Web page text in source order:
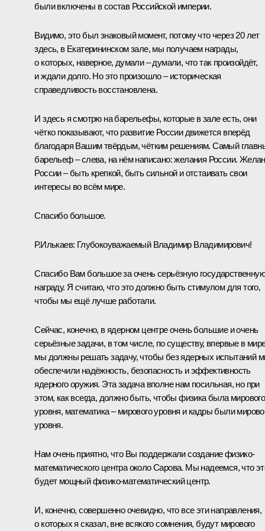
были включены в состав Российской империи.
Видимо, это был знаковый момент, потому что через 20 лет
здесь, в Екатерининском зале, мы получаем награды,
о которых, наверное, думали – думали, что так произойдёт,
и ждали долго. Но это произошло – историческая
справедливость восстановлена.
И здесь я смотрю на барельефы, которые в зале есть, они
чётко показывают, что развитие России движется вперёд
благодаря Вашим твёрдым, чётким решениям. Самый
барельеф – слева, на нём написано: желания России.
России – быть крепкой, быть сильной и отстаивать свои
интересы во всём мире.
Спасибо большое.
Р.Илькаев: Глубокоуважаемый Владимир Владимирович!
Спасибо Вам большое за очень серьёзную государственную
награду. Я считаю, что это должно быть стимулом для того,
чтобы мы ещё лучше работали.
Сейчас, конечно, в ядерном центре очень большие и очень
серьёзные задачи, в том числе, по существу, впервые в
мы должны решать задачу, чтобы без ядерных испытаний
обеспечили надёжность, безопасность и эффективность
ядерного оружия. Эта задача вполне нам посильная, но при
этом, как всегда, должно быть, чтобы физика была мирового
уровня, математика – мирового уровня и кадры были
уровня.
Нам очень приятно, что Вы поддержали создание физико-
математического центра около Сарова. Мы надеемся, что
будет мощный физико-математический центр.
И, конечно, совершенно очевидно, что все эти направления,
о которых я сказал, вне всякого сомнения, будут мирового